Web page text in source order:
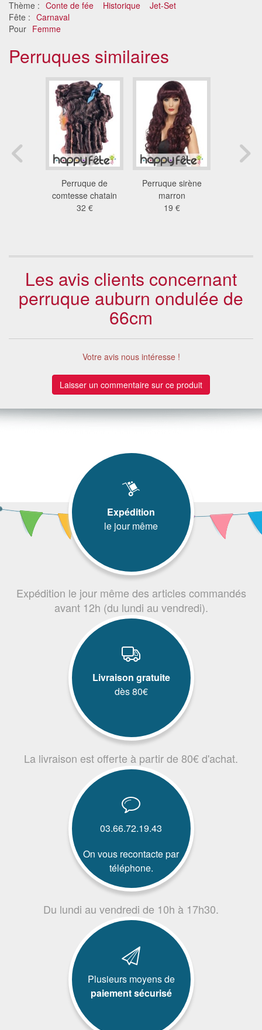
Thème : Conte de fée Historique
Jet-Set
Fête : Carnaval
Pour Femme
Perruques similaires
Perruque de
comtesse chatain
32 €
Perruque sirène
marron
19 €
Les avis clients concernant
perruque auburn ondulée de
66cm
Votre avis nous intéresse !
Laisser un commentaire sur ce produit
Expédition
le jour même
Expédition le jour même des articles commandés
avant 12h (du lundi au vendredi).
Livraison gratuite
dès 80€
La livraison est offerte à partir de 80€ d'achat.
03.66.72.19.43
On vous recontacte par
téléphone.
Du lundi au vendredi de 10h à 17h30.
Plusieurs moyens de
paiement sécurisé